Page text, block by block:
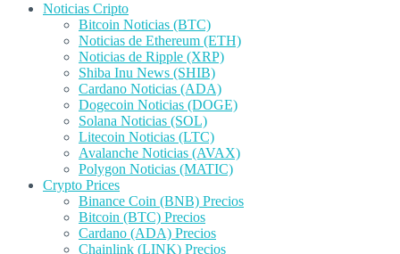
Noticias Cripto
Bitcoin Noticias (BTC)
Noticias de Ethereum (ETH)
Noticias de Ripple (XRP)
Shiba Inu News (SHIB)
Cardano Noticias (ADA)
Dogecoin Noticias (DOGE)
Solana Noticias (SOL)
Litecoin Noticias (LTC)
Avalanche Noticias (AVAX)
Polygon Noticias (MATIC)
Crypto Prices
Binance Coin (BNB) Precios
Bitcoin (BTC) Precios
Cardano (ADA) Precios
Chainlink (LINK) Precios